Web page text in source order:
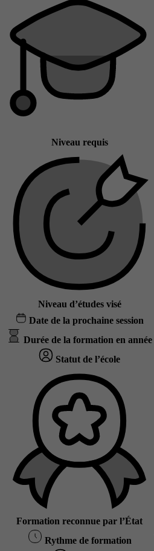
Niveau requis
Niveau d’études visé
Date de la prochaine session
Durée de la formation en année
Statut de l’école
Formation reconnue par l’État
Rythme de formation